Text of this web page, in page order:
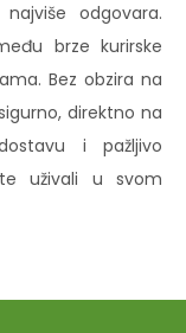
odgovara.
brze kurirske
Bez obzira na
direktno na
i pažljivo
uživali u svom